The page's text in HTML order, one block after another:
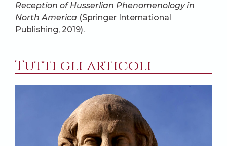
Reception of Husserlian Phenomenology in
North America (Springer International
Publishing, 2019).
Tutti gli articoli